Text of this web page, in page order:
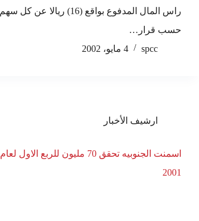
راس المال المدفوع بواقع (16) ريالا عن كل سهم
حسب قرار…
spcc
4 مايو، 2002
ارشيف الأخبار
اسمنت الجنوبيه تحقق 70 مليون للربع الاول لعام
2001